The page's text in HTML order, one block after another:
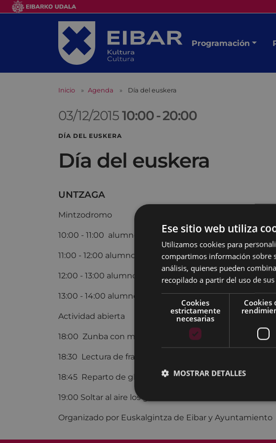
Programación
Inicio Agenda Día del euskera
03/12/201510:00-20:00
DÍA DEL EUSKERA
Día del euskera
UNTZAGA
Mintzodromo
10:00 - 11:00 alumnos de 5º y 6º de primaria
11:00 - 12:00 alumnos de bachiller
12:00 - 13:00 alumnos de 1º y 2º de la ESO
13:00 - 14:00 alumnos de 3º y 4º de la ESO
Actividad abierta
18:00 Zunba con musica en euskera
18:30 Lectura de frases a favor del euskera
18:45 Reparto de globos
19:00 Soltar al aire los globos
Organizado por Euskalgintza de Eibar y Ayuntamiento
Ese sitio web utiliza
Utilizamos cookies para
compartimos información sobre
análisis, quienes pueden
recopilado a partir del uso de
Cookies
estrictamente
necesarias
Cookies
MOSTRAR DETALLES